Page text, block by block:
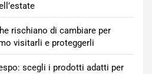
rischiano di cambiare per
visitarli e proteggerli
scegli i prodotti adatti per